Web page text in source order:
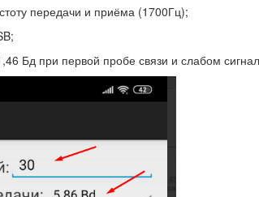
передачи и приёма (1700Гц);
Бд при первой пробе связи и слабом